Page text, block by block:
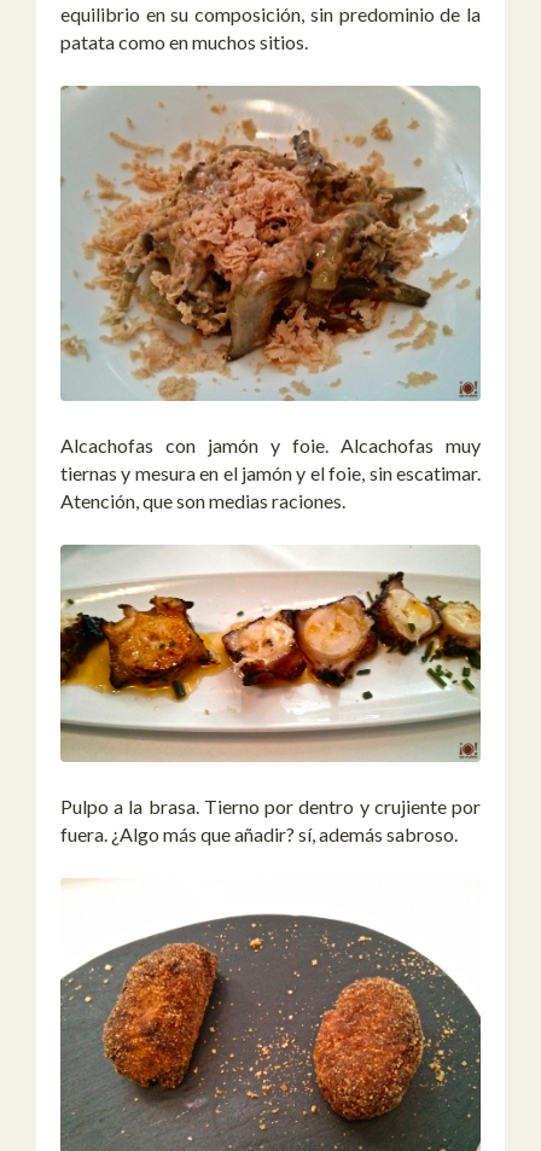
equilibrio en su composición, sin predominio de la
patata como en muchos sitios.
Alcachofas con jamón y foie. Alcachofas muy
tiernas y mesura en el jamón y el foie, sin escatimar.
Atención, que son medias raciones.
Pulpo a la brasa. Tierno por dentro y crujiente por
fuera. ¿Algo más que añadir? sí, además sabroso.